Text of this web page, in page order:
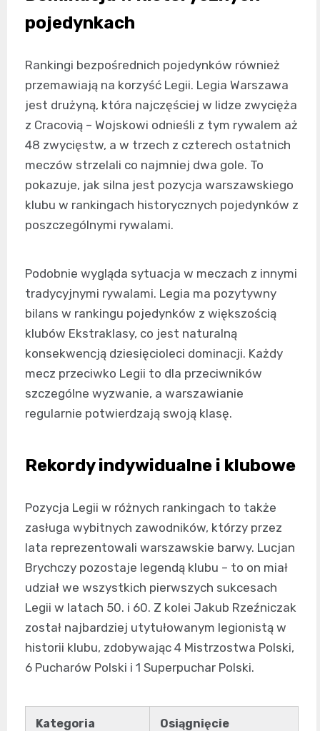
pojedynkach
Rankingi bezpośrednich pojedynków również
przemawiają na korzyść Legii. Legia Warszawa
jest drużyną, która najczęściej w lidze zwycięża
z Cracovią – Wojskowi odnieśli z tym rywalem aż
48 zwycięstw, a w trzech z czterech ostatnich
meczów strzelali co najmniej dwa gole. To
pokazuje, jak silna jest pozycja warszawskiego
klubu w rankingach historycznych pojedynków z
poszczególnymi rywalami.
Podobnie wygląda sytuacja w meczach z innymi
tradycyjnymi rywalami. Legia ma pozytywny
bilans w rankingu pojedynków z większością
klubów Ekstraklasy, co jest naturalną
konsekwencją dziesięcioleci dominacji. Każdy
mecz przeciwko Legii to dla przeciwników
szczególne wyzwanie, a warszawianie
regularnie potwierdzają swoją klasę.
Rekordy indywidualne i klubowe
Pozycja Legii w różnych rankingach to także
zasługa wybitnych zawodników, którzy przez
lata reprezentowali warszawskie barwy. Lucjan
Brychczy pozostaje legendą klubu – to on miał
udział we wszystkich pierwszych sukcesach
Legii w latach 50. i 60. Z kolei Jakub Rzeźniczak
został najbardziej utytułowanym legionistą w
historii klubu, zdobywając 4 Mistrzostwa Polski,
6 Pucharów Polski i 1 Superpuchar Polski.
Kategoria Osiągnięcie